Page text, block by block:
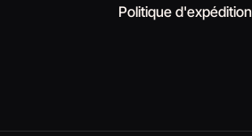
Politique d'expédition